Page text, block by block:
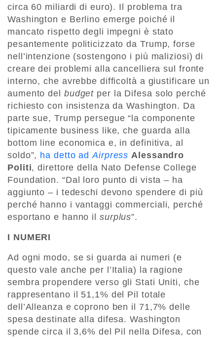
circa 60 miliardi di euro). Il problema tra
Washington e Berlino emerge poiché il
mancato rispetto degli impegni è stato
pesantemente politicizzato da Trump, forse
nell’intenzione (sostengono i più maliziosi) di
creare dei problemi alla cancelliera sul fronte
interno, che avrebbe difficoltà a giustificare un
aumento del budget per la Difesa solo perché
richiesto con insistenza da Washington. Da
parte sue, Trump persegue “la componente
tipicamente business like, che guarda alla
bottom line economica e, in definitiva, al
soldo”, ha detto adAirpress Alessandro
Politi, direttore della Nato Defense College
Foundation. “Dal loro punto di vista – ha
aggiunto – i tedeschi devono spendere di più
perché hanno i vantaggi commerciali, perché
esportano e hanno il surplus”.
I NUMERI
Ad ogni modo, se si guarda ai numeri (e
questo vale anche per l’Italia) la ragione
sembra propendere verso gli Stati Uniti, che
rappresentano il 51,1% del Pil totale
dell’Alleanza e coprono ben il 71,7% delle
spesa destinate alla difesa. Washington
spende circa il 3,6% del Pil nella Difesa, con